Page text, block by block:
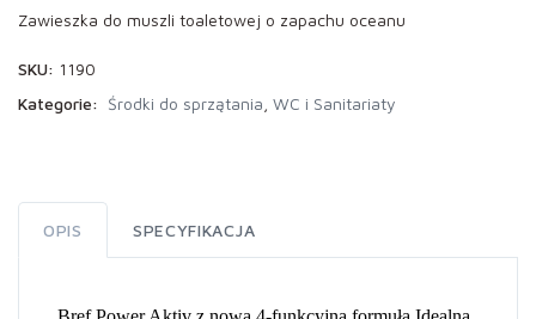
Zawieszka do muszli toaletowej o zapachu oceanu
SKU: 1190
Kategorie: Środki do sprzątania WC i Sanitariaty
OPIS SPECYFIKACJA